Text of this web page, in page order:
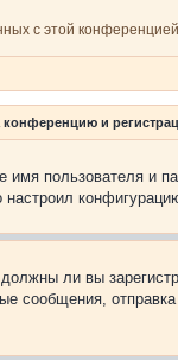
с этой
конференцию и
пользователя и
ли вы